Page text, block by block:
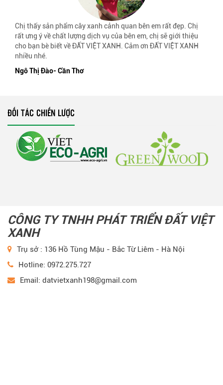
Chị thấy sản phẩm cây xanh cảnh quan bên em rất đẹp. Chị
rất ưng ý về chất lượng dịch vụ của bên em, chị sẽ giới thiệu
cho bạn bè biết về ĐẤT VIỆT XANH. Cảm ơn ĐẤT VIỆT XANH
nhiều nhé.
Ngô Thị Đào- Cần Thơ
ĐỐI TÁC CHIẾN LƯỢC
CÔNG TY TNHH PHÁT TRIỂN ĐẤT VIỆT
XANH
Trụ sở : 136 Hồ Tùng Mậu - Bắc Từ Liêm - Hà Nội
Hotline: 0972.275.727
Email: datvietxanh198@gmail.com